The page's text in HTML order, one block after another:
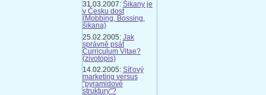
31.03.2007: Šikany je
v Česku dost
(Mobbing, Bossing,
šikana)
25.02.2005: Jak
správně psát
Curriculum Vitae?
(zivotopis)
14.02.2005: Síťový
marketing versus
"pyramidové
struktury"?